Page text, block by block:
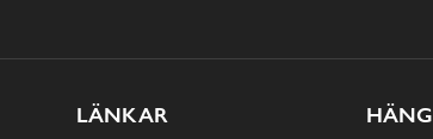
LÄNKAR